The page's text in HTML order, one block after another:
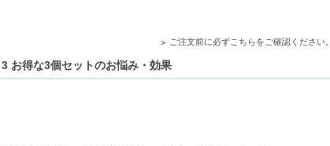
リフレッシュ。
り。
ご注文前に必ずこちらをご確認ください。
お得な3個セットのお悩み・効果